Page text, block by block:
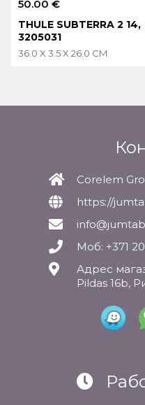
50.00 €
THULE SUBTERRA 2 14,
3205031
36.0 X 3.5 X 26.0 CM
Corelem
https://
Моб: +371
Адрес
Pildas 16b,